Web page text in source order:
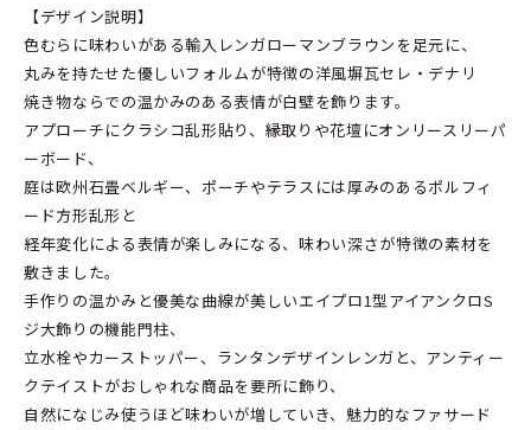
【デザイン説明】
色むらに味わいがある輸入レンガローマンブラウンを足元に、
丸みを持たせた優しいフォルムが特徴の洋風塀瓦セレ・デナリ
焼き物ならでの温かみのある表情が白壁を飾ります。
アプローチにクラシコ乱形貼り、縁取りや花壇にオンリースリーパ
ーボード、
庭は欧州石畳ベルギー、ポーチやテラスには厚みのあるポルフィ
ード方形乱形と
経年変化による表情が楽しみになる、味わい深さが特徴の素材を
敷きました。
手作りの温かみと優美な曲線が美しいエイプロ1型アイアンクロS
ジ大飾りの機能門柱、
立水栓やカーストッパー、ランタンデザインレンガと、アンティー
クテイストがおしゃれな商品を要所に飾り、
自然になじみ使うほど味わいが増していき、魅力的なファサード